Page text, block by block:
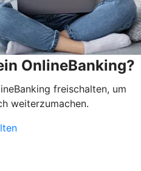
OnlineBanking?
freischalten, um
weiterzumachen.